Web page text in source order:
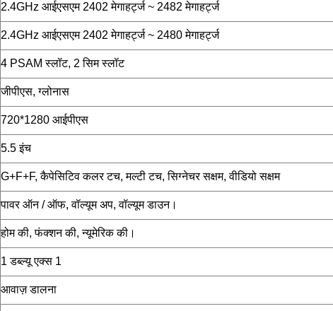
2.4GHz आईएसएम 2402 मेगाहर्ट्ज ~ 2482 मेगाहर्ट्ज
2.4GHz आईएसएम 2402 मेगाहर्ट्ज ~ 2480 मेगाहर्ट्ज
4 PSAM स्लॉट, 2 सिम स्लॉट
जीपीएस, ग्लोनास
720*1280 आईपीएस
5.5 इंच
G+F+F, कैपेसिटिव कलर टच, मल्टी टच, सिग्नेचर सक्षम, वीडियो सक्षम
पावर ऑन / ऑफ, वॉल्यूम अप, वॉल्यूम डाउन।
होम की, फंक्शन की, न्यूमेरिक की।
1 डब्ल्यू एक्स 1
आवाज़ डालना